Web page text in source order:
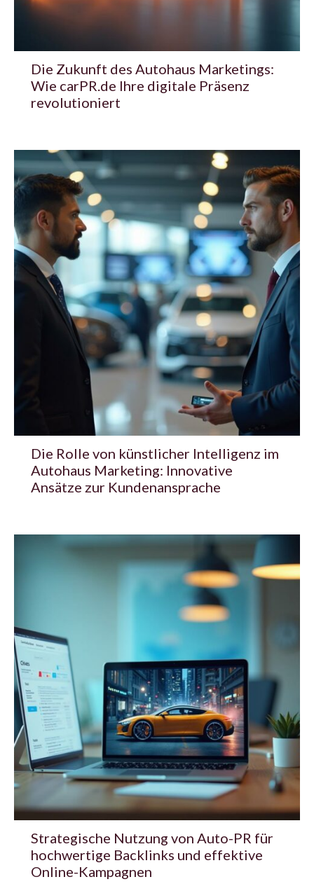
Die Zukunft des Autohaus Marketings:
Wie carPR.de Ihre digitale Präsenz
revolutioniert
Die Rolle von künstlicher Intelligenz im
Autohaus Marketing: Innovative
Ansätze zur Kundenansprache
Strategische Nutzung von Auto-PR für
hochwertige Backlinks und effektive
Online-Kampagnen